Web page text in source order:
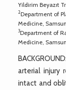
Yildirim Beyazıt
2Department of
Medicine,
3Department of
Medicine,
arterial injury
intact and